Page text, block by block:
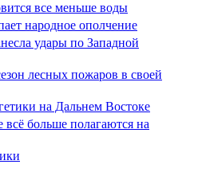
все меньше воды
народное ополчение
удары по Западной
лесных пожаров в своей
на Дальнем Востоке
больше полагаются на